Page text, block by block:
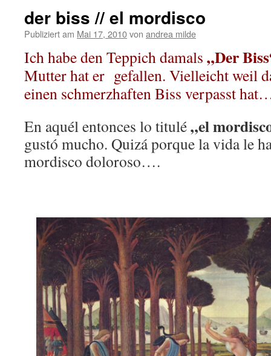
der biss // el mordisco
Publiziert am Mai 17, 2010von andrea milde
Ich habe den Teppich damals „Der
Mutter hat er gefallen. Vielleicht weil
einen schmerzhaften Biss verpasst
En aquél entonces lo titulé„el
gustó mucho. Quizá porque la vida le
mordisco doloroso….